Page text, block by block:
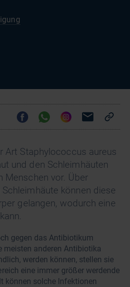
Art Staphylococcus aureus
und den Schleimhäuten
Menschen vor. Über
können diese
gelangen, wodurch eine
gegen das Antibiotikum
anderen Antibiotika
werden können, stellen sie
eine immer größer werdende
können solche Infektionen